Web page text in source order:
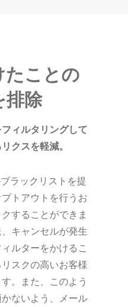
たことの
排除
ィルタリングして
クスを軽減。
ラックリストを提
トアウトを行うお
することができま
キャンセルが発生
ルターをかけるこ
スクの高いお客様
。また、このよう
ないよう、メール